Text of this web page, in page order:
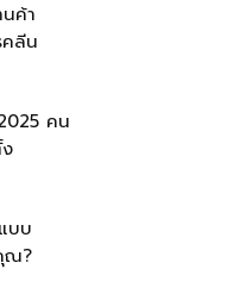
ค้า
คลีน
คน
บบ
ณ?